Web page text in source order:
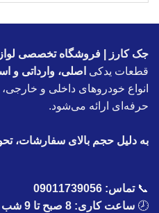
جک کارز | فروشگاه تخصصی
قطعات یدکی اصلی، وارداتی و
انواع خودروهای داخلی و خارجی،
حرفه‌ای ارائه می‌شود.
به دلیل حجم بالای سفارشات،
📞تماس: 09011739056
🕗 ساعت کاری: 8 صبح تا 9 شب